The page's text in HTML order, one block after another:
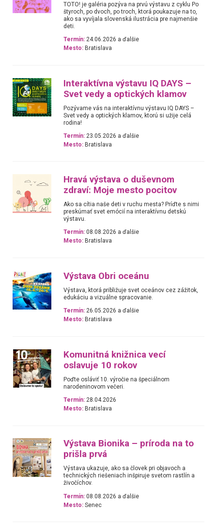
TOTO! je galéria pozýva na prvú výstavu z cyklu Po
štyroch, po dvoch, po troch, ktorá poukazuje na to,
ako sa vyvíjala slovenská ilustrácia pre najmenšie
deti.
Termín: 24.06.2026 a ďalšie
Mesto: Bratislava
Interaktívna výstavu IQ DAYS –
Svet vedy a optických klamov
Pozývame vás na interaktívnu výstavu IQ DAYS –
Svet vedy a optických klamov, ktorú si užije celá
rodina!
Termín: 23.05.2026 a ďalšie
Mesto: Bratislava
Hravá výstava o duševnom
zdraví: Moje mesto pocitov
Ako sa cítia naše deti v ruchu mesta? Príďte s nimi
preskúmať svet emócií na interaktívnu detskú
výstavu.
Termín: 08.08.2026 a ďalšie
Mesto: Bratislava
Výstava Obri oceánu
Výstava, ktorá približuje svet oceánov cez zážitok,
edukáciu a vizuálne spracovanie.
Termín: 26.05.2026 a ďalšie
Mesto: Bratislava
Komunitná knižnica vecí
oslavuje 10 rokov
Poďte osláviť 10. výročie na špeciálnom
narodeninovom večeri.
Termín: 28.04.2026
Mesto: Bratislava
Výstava Bionika – príroda na to
prišla prvá
Výstava ukazuje, ako sa človek pri objavoch a
technických riešeniach inšpiruje svetom rastlín a
živočíchov.
Termín: 08.08.2026 a ďalšie
Mesto: Senec